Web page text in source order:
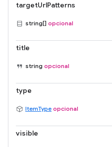
targetUrlPatterns
string[] opcional
title
string opcional
type
ItemType opcional
visible